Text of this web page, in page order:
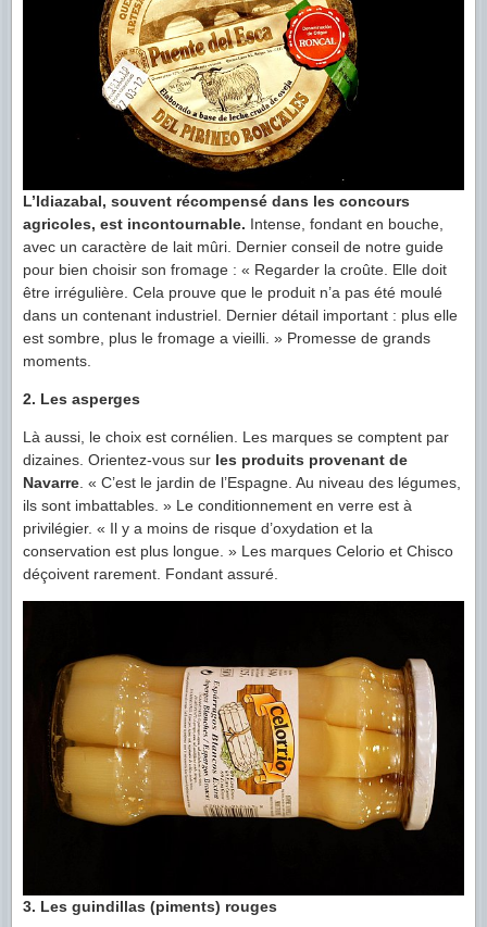
L’Idiazabal, souvent récompensé dans les concours
agricoles, est incontournable. Intense, fondant en bouche,
avec un caractère de lait mûri. Dernier conseil de notre guide
pour bien choisir son fromage : « Regarder la croûte. Elle doit
être irrégulière. Cela prouve que le produit n’a pas été moulé
dans un contenant industriel. Dernier détail important : plus elle
est sombre, plus le fromage a vieilli. » Promesse de grands
moments.
2. Les asperges
Là aussi, le choix est cornélien. Les marques se comptent par
dizaines. Orientez-vous sur les produits provenant de
Navarre . « C’est le jardin de l’Espagne. Au niveau des légumes,
ils sont imbattables. » Le conditionnement en verre est à
privilégier. « Il y a moins de risque d’oxydation et la
conservation est plus longue. » Les marques Celorio et Chisco
déçoivent rarement. Fondant assuré.
3. Les guindillas (piments) rouges